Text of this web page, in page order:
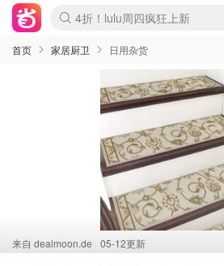
Boticinal 夏促开抢！
4折！lulu周四疯狂上新
还没结束！&OtherStories大促
Joybuy变相75折 随时失效
速领！Stanley独家85折
疑似霸哥！Camper额外叠85折
Zalando 奥莱闪促！每日更新
Moncler反季囤！5折起+叠9折
Coach Brooklyn仅€192
首页 家居厨卫 日用杂货
来自 dealmoon.de 05-12更新